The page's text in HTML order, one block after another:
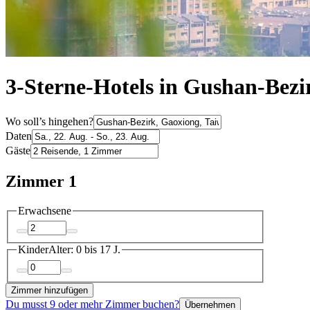
3-Sterne-Hotels in Gushan-
Wo soll’s hingehen?
Daten
Gäste
Zimmer 1
Erwachsene
KinderAlter: 0 bis 17 J.
Zimmer hinzufügen
Du musst 9 oder mehr Zimmer buchen? Übernehmen